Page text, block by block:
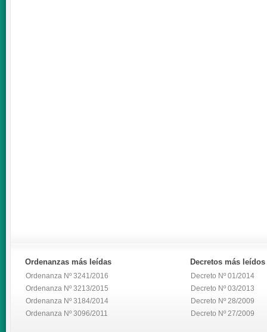
Ordenanzas más leídas
Ordenanza Nº 3241/2016
Ordenanza Nº 3213/2015
Ordenanza Nº 3184/2014
Ordenanza Nº 3096/2011
Decretos más leídos
Decreto Nº 01/2014
Decreto Nº 03/2013
Decreto Nº 28/2009
Decreto Nº 27/2009